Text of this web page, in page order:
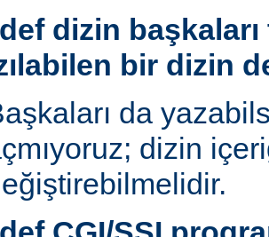
dizin başkaları
bir dizin
da
dizin